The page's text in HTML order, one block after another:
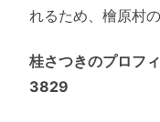
れるため、檜原村
桂さつきのプロフ
3829